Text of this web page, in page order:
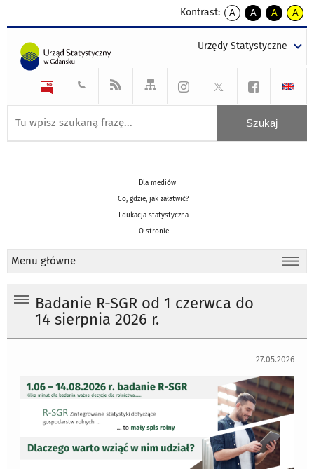
Kontrast:
A
kontrast
A
kontrast
tekst
czarnym
A
kontrast
tekst
czarnym
A
tekst
żółtym
Urzędy Statystyczne
Dla mediów
Co, gdzie, jak załatwić?
Edukacja statystyczna
O stronie
Menu główne
Badanie R-SGR od 1 czerwca do
14 sierpnia 2026 r.
27.05.2026